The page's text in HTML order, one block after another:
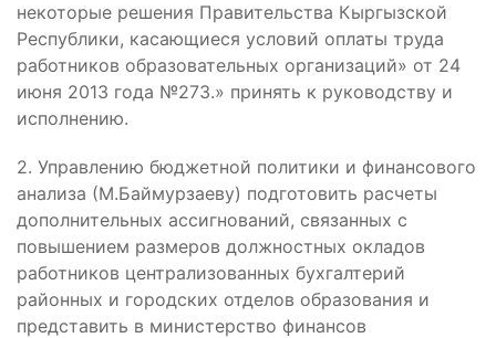
некоторые решения Правительства Кыргызской
Республики, касающиеся условий оплаты труда
работников образовательных организаций» от 24
июня 2013 года №273.» принять к руководству и
исполнению.
2. Управлению бюджетной политики и финансового
анализа (М.Баймурзаеву) подготовить расчеты
дополнительных ассигнований, связанных с
повышением размеров должностных окладов
работников централизованных бухгалтерий
районных и городских отделов образования и
представить в министерство финансов